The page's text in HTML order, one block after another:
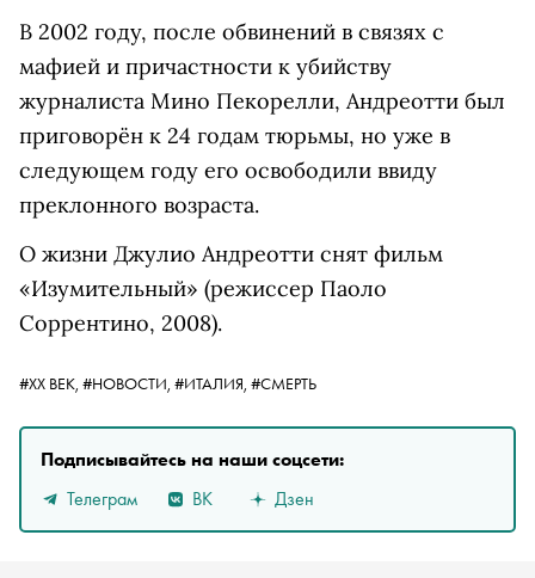
В 2002 году, после обвинений в связях с
мафией и причастности к убийству
журналиста Мино Пекорелли, Андреотти был
приговорён к 24 годам тюрьмы, но уже в
следующем году его освободили ввиду
преклонного возраста.
О жизни Джулио Андреотти снят фильм
«Изумительный» (режиссер Паоло
Соррентино, 2008).
#ХХ ВЕК, #НОВОСТИ, #ИТАЛИЯ, #СМЕРТЬ
Подписывайтесь на наши соцсети:
Телеграм
ВК Дзен